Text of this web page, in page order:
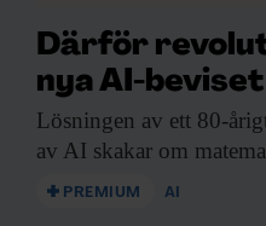
Därför
nya AI-
Lösningen av ett 80-
av AI skakar om
PREMIUM AI